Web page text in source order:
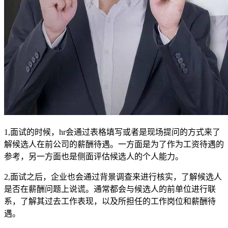
1,面试的时候，hr会通过表格填写或者是现场提问的方式来了
解候选人在前公司的薪酬待遇。一方面是为了作为工资待遇的
参考，另一方面也是侧面评估候选人的个人能力。
2,面试之后，企业也会通过背景调查来进行核实，了解候选人
是否在薪酬问题上说谎。通常都会与候选人的前单位进行联
系，了解其过去工作表现，以及所担任的工作岗位和薪酬待
遇。